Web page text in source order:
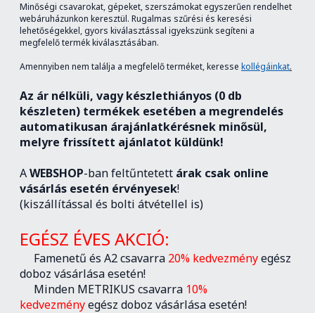
Minőségi csavarokat, gépeket, szerszámokat egyszerűen rendelhet
webáruházunkon keresztül. Rugalmas szűrési és keresési
lehetőségekkel, gyors kiválasztással igyekszünk segíteni a
megfelelő termék kiválasztásában.
Amennyiben nem találja a megfelelő terméket, keresse kollégáinkat.
Az ár nélküli, vagy készlethiányos (0 db
készleten) termékek esetében a megrendelés
automatikusan árajánlatkérésnek minősül,
melyre frissített ajánlatot küldünk!
AWEBSHOP-ban feltűntetett árak csak online
vásárlás esetén érvényesek!
(kiszállítással és bolti átvétellel is)
EGÉSZ ÉVES AKCIÓ:
Famenetű és A2 csavarra 20% kedvezményegész
doboz vásárlása esetén!
Minden METRIKUS csavarra 10%
kedvezményegész doboz vásárlása esetén!